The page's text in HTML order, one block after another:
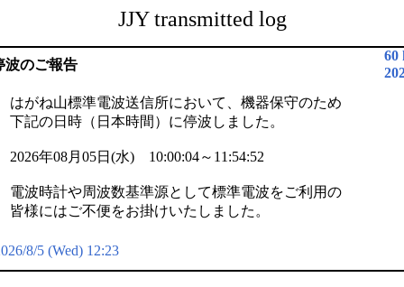
JJY transmitted log
波のご報告
60
はがね山標準電波送信所において、機器保守のため
下記の日時（日本時間）に停波しました。
2026年08月05日(水) 10:00:04～11:54:52
電波時計や周波数基準源として標準電波をご利用の
皆様にはご不便をお掛けいたしました。
8/5 (Wed) 12:23